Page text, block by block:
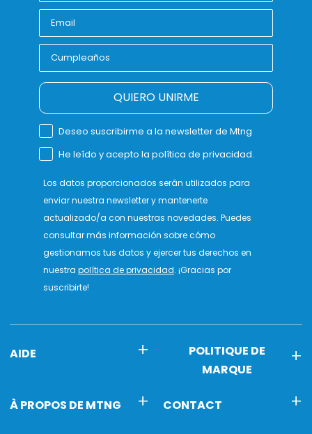
QUIERO UNIRME
Deseo suscribirme a la newsletter de Mtng
He leído y acepto la política de privacidad.
Los datos proporcionados serán utilizados para
enviar nuestra newsletter y mantenerte
actualizado/a con nuestras novedades. Puedes
consultar más información sobre cómo
gestionamos tus datos y ejercer tus derechos en
nuestra política de privacidad. ¡Gracias por
suscribirte!
AIDE
POLITIQUE DE
MARQUE
À PROPOS DE MTNG CONTACT